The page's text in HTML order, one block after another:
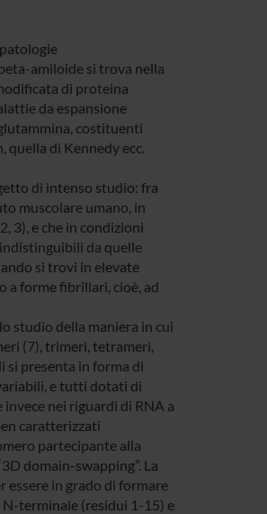
amiloide si trova nella
di proteina
da espansione
costituenti
quella di Kennedy ecc.
di intenso studio: fra
muscolare umano, in
3), e che in condizioni
da quelle
si trovi in elevate
a forme fibrillari, cioè, ad
studio della maniera in cui
(7), trimeri, tetrameri,
si presenta in forma di
e tutti dotati di
nei riguardi di RNA a
caratterizzati
partecipante alla
domain-swapping”. La
in grado di formare
terminale (residui 1-15) e